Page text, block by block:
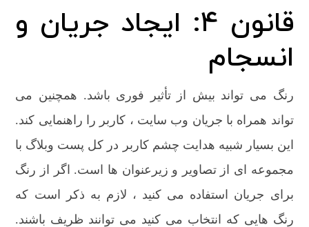
قانون 4: ایجاد جریان و
انسجام
رنگ می تواند بیش از تأثیر فوری باشد. همچنین می
تواند همراه با جریان وب سایت ، کاربر را راهنمایی کند.
این بسیار شبیه هدایت چشم کاربر در کل پست وبلاگ با
مجموعه ای از تصاویر و زیرعنوان ها است. اگر از رنگ
برای جریان استفاده می کنید ، لازم به ذکر است که
رنگ هایی که انتخاب می کنید می توانند ظریف باشند.